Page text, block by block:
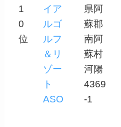
1
0
位
イア
ルゴ
ルフ
＆リ
ゾー
ト
ASO
県阿
蘇郡
南阿
蘇村
河陽
4369
-1